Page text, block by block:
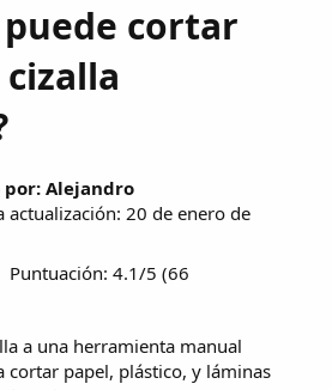
puede cortar
Alejandro
20 de enero de
Puntuación: 4.1/5 (66
a una herramienta manual
cortar papel, plástico, y láminas